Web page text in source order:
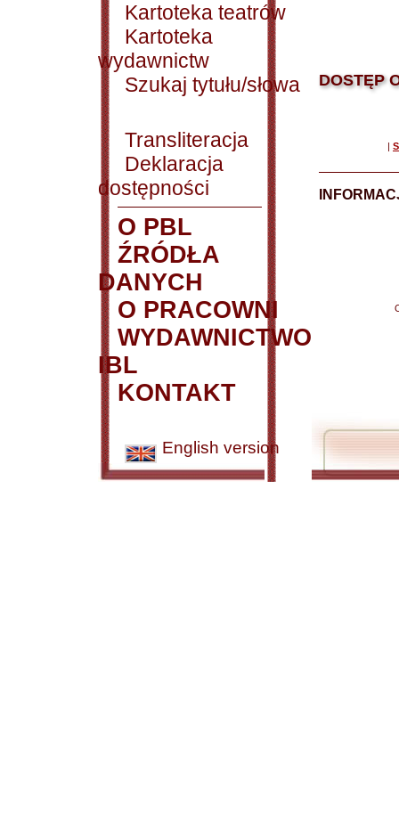
Kartoteka teatrów
Kartoteka
wydawnictw
Szukaj tytułu/słowa
Transliteracja
Deklaracja
dostępności
O PBL
ŹRÓDŁA
DANYCH
O PRACOWNI
WYDAWNICTWO
IBL
KONTAKT
English version
DOSTĘP
|